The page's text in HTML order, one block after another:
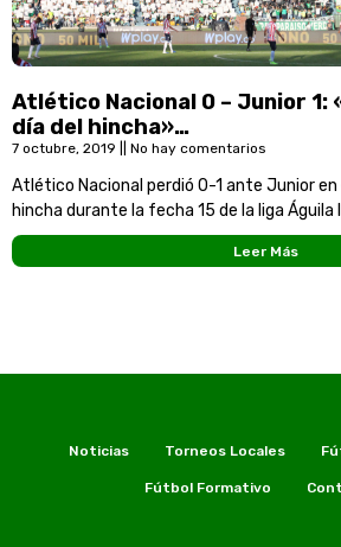
Atlético Nacional 0 – Junior 1:
día del hincha»…
7 octubre, 2019 No hay comentarios
Atlético Nacional perdió 0-1 ante Junior en
hincha durante la fecha 15 de la liga Águila
Leer Más
Noticias Torneos Locales
Fútbol Formativo